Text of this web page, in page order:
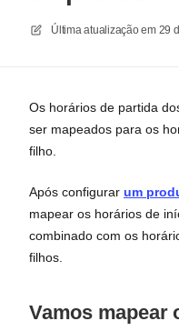
Última atualização em 29
Os horários de partida
ser mapeados para os
filho.
Após configurar um
mapear os horários de
combinado com os
filhos.
Vamos mapear